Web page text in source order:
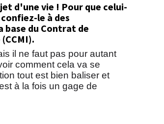
d'une vie ! Pour que celui-
le à des
base du Contrat de
il ne faut pas pour autant
comment cela va se
tout est bien baliser et
à la fois un gage de